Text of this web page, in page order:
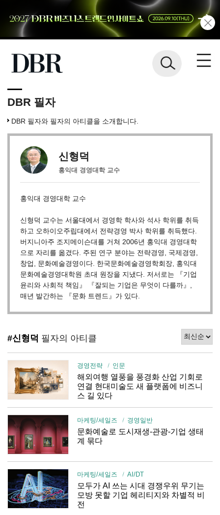
DBR 필자
DBR 필자와 필자의 아티클을 소개합니다.
신형덕
홍익대 경영대학 교수
홍익대 경영대학 교수
신형덕 교수는 서울대에서 경영학 학사와 석사 학위를 취득
하고 오하이오주립대에서 전략경영 박사 학위를 취득했다.
버지니아주 조지메이슨대를 거쳐 2006년 홍익대 경영대학
으로 자리를 옮겼다. 주된 연구 분야는 전략경영, 국제경영,
창업, 문화예술경영이다. 한국문화예술경영학회장, 홍익대
문화예술경영대학원 초대 원장을 지냈다. 저서로는 『기업
윤리와 사회적 책임』 『잘되는 기업은 무엇이 다를까』,
매년 발간하는 『문화 트렌드』가 있다.
#신형덕 필자의 아티클
경영전략 인문
해외여행 열풍을 풍경화 산업 기회로
연결 현대미술도 새 플랫폼에 비즈니
스 길 있다
마케팅/세일즈 경영일반
문화예술로 도시재생-관광-기업 생태
계 묶다
마케팅/세일즈 AI/DT
모두가 AI 쓰는 시대 경쟁우위 무기는
모방 못할 기업 헤리티지와 차별적 비
전